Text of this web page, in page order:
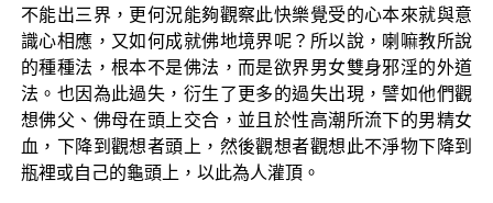
不能出三界，更何況能夠觀察此快樂覺受的心本來就與意
識心相應，又如何成就佛地境界呢？所以說，喇嘛教所說
的種種法，根本不是佛法，而是欲界男女雙身邪淫的外道
法。也因為此過失，衍生了更多的過失出現，譬如他們觀
想佛父、佛母在頭上交合，並且於性高潮所流下的男精女
血，下降到觀想者頭上，然後觀想者觀想此不淨物下降到
瓶裡或自己的龜頭上，以此為人灌頂。